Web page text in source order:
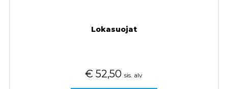
Lokasuojat
€ 52,50 sis. alv